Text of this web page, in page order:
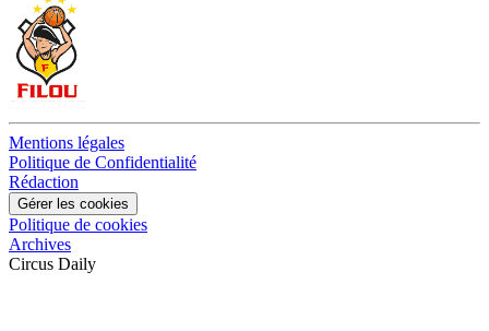
Mentions légales
Politique de Confidentialité
Rédaction
Gérer les cookies
Politique de cookies
Archives
Circus Daily